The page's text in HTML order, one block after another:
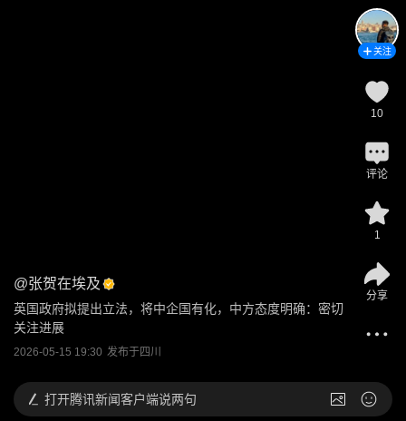
@张贺在埃及
英国政府拟提出立法，将中企国有化，中方态度明确：密切
关注进展
2026-05-15 19:30 发布于四川
关注
10
评论
1
分享
打开腾讯新闻客户端说两句